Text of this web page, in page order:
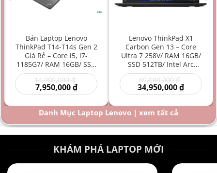
Bán Laptop Lenovo
ThinkPad T14-T14s Gen 2
Giá Rẻ – Core i5, i7-
1185G7/ RAM 16GB/ SSD
512GB/ Intel Iris Xe
Graphics/ 14 inch –
Laptop doanh nhân/
Laptop bền bỉ/ Laptop
hiệu năng mạnh giá rẻ
14,000,000₫
gốc
là:
14,000,000 ₫.
7,950,000₫Giá
hiện
là:
7,950,000 ₫.
Lenovo ThinkPad X1
Carbon Gen 13 – Core
Ultra 7 258V/ RAM 16GB/
SSD 512TB/ Intel Arc
Graphics 140V/ 14 inch –
Laptop AI Doanh Nhân
Siêu Cao Cấp Mỏng Nhẹ
69,000,000₫
gốc
là:
34,950,000₫Giá
hiện
là:
₫.
Danh Mục Laptop Lenovo | xem tất cả
KHÁM PHÁ LAPTOP MỚI